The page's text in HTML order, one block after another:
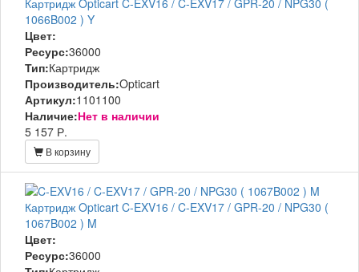
Картридж Opticart C-EXV16 / C-EXV17 / GPR-20 / NPG30 (
1066B002 ) Y
Цвет:
Ресурс:36000
Тип:Картридж
Производитель:Opticart
Артикул:1101100
Наличие:Нет в наличии
5 157 Р.
В корзину
Картридж Opticart C-EXV16 / C-EXV17 / GPR-20 / NPG30 (
1067B002 ) M
Цвет:
Ресурс:36000